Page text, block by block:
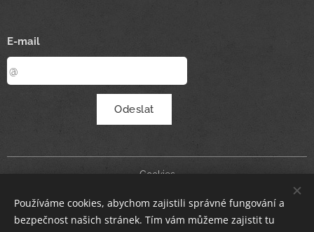
E-mail
Odeslat
Cookies
Měna
CZK Kč
EUR €
Používáme cookies, abychom zajistili správné fungování a
bezpečnost našich stránek. Tím vám můžeme zajistit tu